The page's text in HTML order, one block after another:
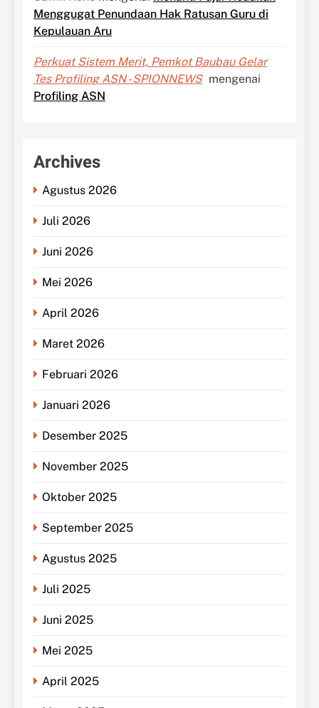
Menggugat Penundaan Hak Ratusan Guru di
Kepulauan Aru
Perkuat Sistem Merit, Pemkot Baubau Gelar
Tes Profiling ASN - SPIONNEWS mengenai
Profiling ASN
Archives
Agustus 2026
Juli 2026
Juni 2026
Mei 2026
April 2026
Maret 2026
Februari 2026
Januari 2026
Desember 2025
November 2025
Oktober 2025
September 2025
Agustus 2025
Juli 2025
Juni 2025
Mei 2025
April 2025